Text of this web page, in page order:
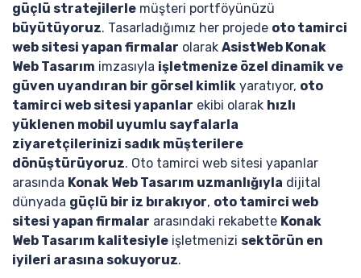
güçlü stratejilerle müşteri portföyünüzü
büyütüyoruz. Tasarladığımız her projede oto tamirci
web sitesi yapan firmalar olarak AsistWeb Konak
Web Tasarım imzasıyla işletmenize özel dinamik ve
güven uyandıran bir görsel kimlik yaratıyor, oto
tamirci web sitesi yapanlar ekibi olarak hızlı
yüklenen mobil uyumlu sayfalarla
ziyaretçilerinizi sadık müşterilere
dönüştürüyoruz. Oto tamirci web sitesi yapanlar
arasında Konak Web Tasarım uzmanlığıyla dijital
dünyada güçlü bir iz bırakıyor, oto tamirci web
sitesi yapan firmalar arasındaki rekabette Konak
Web Tasarım kalitesiyle işletmenizi sektörün en
iyileri arasına sokuyoruz.